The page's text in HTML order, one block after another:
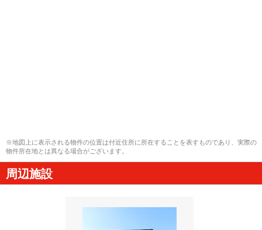
※地図上に表示される物件の位置は付近住所に所在することを表すものであり、実際の
物件所在地とは異なる場合がございます。
周辺施設